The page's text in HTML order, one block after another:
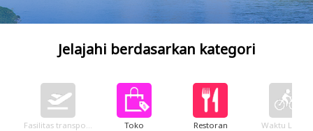
Jelajahi berdasarkan kategori
Fasilitas transportasi Toko Restoran Waktu Luang